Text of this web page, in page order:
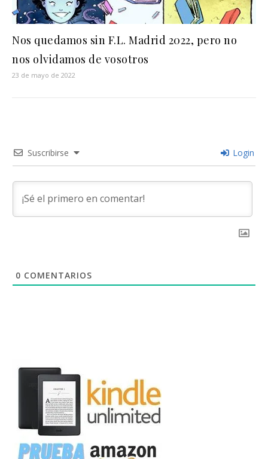
Nos quedamos sin F.L. Madrid 2022, pero no
nos olvidamos de vosotros
23 de mayo de 2022
Suscribirse Login
0 COMENTARIOS